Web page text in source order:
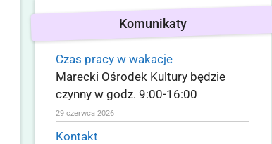
Komunikaty
Czas pracy w wakacje
Marecki Ośrodek Kultury będzie
czynny w godz. 9:00-16:00
29 czerwca 2026
Kontakt